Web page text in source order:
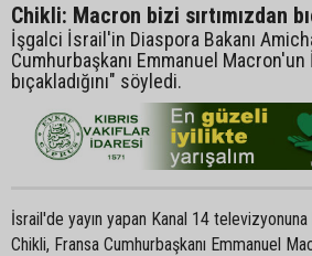
Chikli: Macron bizi sırtımızdan
İşgalci İsrail'in Diaspora Bakanı
Cumhurbaşkanı Emmanuel Macron'un
bıçakladığını" söyledi.
İsrail'de yayın yapan Kanal 14 televizyonuna
Chikli, Fransa Cumhurbaşkanı Emmanuel